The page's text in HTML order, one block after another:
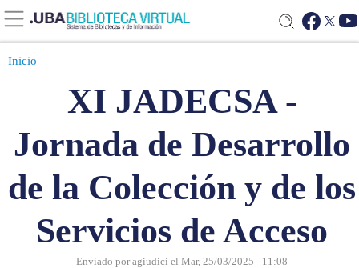
Inicio
XI JADECSA -
Jornada de Desarrollo
de la Colección y de los
Servicios de Acceso
Enviado poragiudici el Mar, 25/03/2025 - 11:08